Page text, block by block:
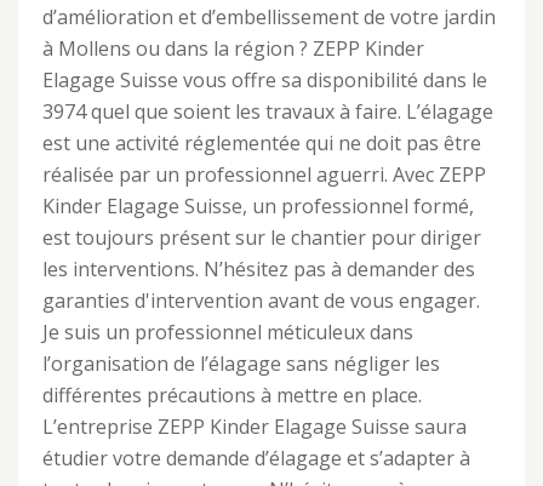
d’amélioration et d’embellissement de votre jardin
à Mollens ou dans la région ? ZEPP Kinder
Elagage Suisse vous offre sa disponibilité dans le
3974 quel que soient les travaux à faire. L’élagage
est une activité réglementée qui ne doit pas être
réalisée par un professionnel aguerri. Avec ZEPP
Kinder Elagage Suisse, un professionnel formé,
est toujours présent sur le chantier pour diriger
les interventions. N’hésitez pas à demander des
garanties d'intervention avant de vous engager.
Je suis un professionnel méticuleux dans
l’organisation de l’élagage sans négliger les
différentes précautions à mettre en place.
L’entreprise ZEPP Kinder Elagage Suisse saura
étudier votre demande d’élagage et s’adapter à